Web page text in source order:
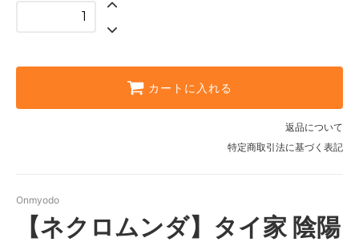
カートに入れる
返品について
特定商取引法に基づく表記
Onmyodo
【ネクロムンダ】タイ家 陰陽